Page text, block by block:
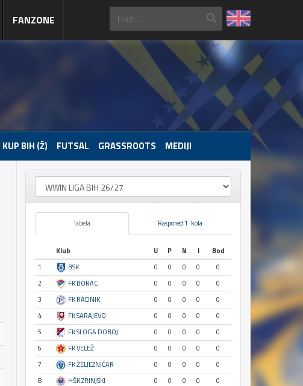
FANZONE
KUP BIH (Ž) FUTSAL GRASSROOTS MEDIJI
Tabela Raspored 1. kola
Klub U P N I
Bod
1
BSK 0 0 0 0
0
2
FK BORAC 0 0 0 0
0
3
FK RADNIK 0 0 0 0
0
4
FK SARAJEVO 0 0 0 0
0
5
FK SLOGA DOBOJ 0 0 0 0
0
6
FK VELEŽ 0 0 0 0
0
7
FK ŽELJEZNIČAR 0 0 0 0
0
8
HŠK ZRINJSKI 0 0 0 0
0